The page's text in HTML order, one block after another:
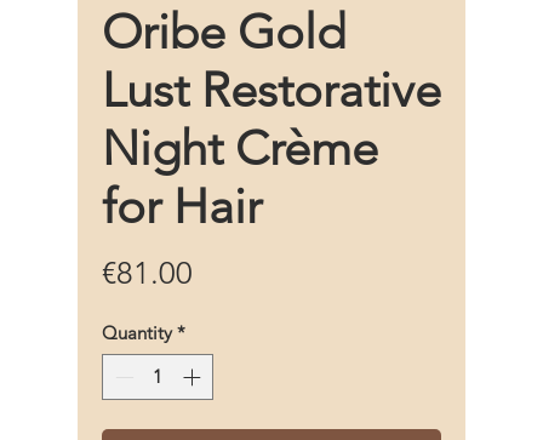
Oribe Gold
Lust Restorative
Night Crème
for Hair
€81.00
Quantity *